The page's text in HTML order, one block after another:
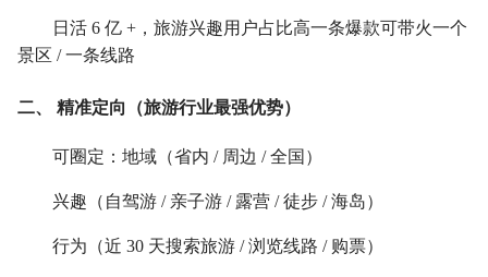
日活 6 亿 +，旅游兴趣用户占比高一条爆款可带火一个
景区 / 一条线路
二、 精准定向（旅游行业最强优势）
可圈定：地域（省内 / 周边 / 全国）
兴趣（自驾游 / 亲子游 / 露营 / 徒步 / 海岛）
行为（近 30 天搜索旅游 / 浏览线路 / 购票）